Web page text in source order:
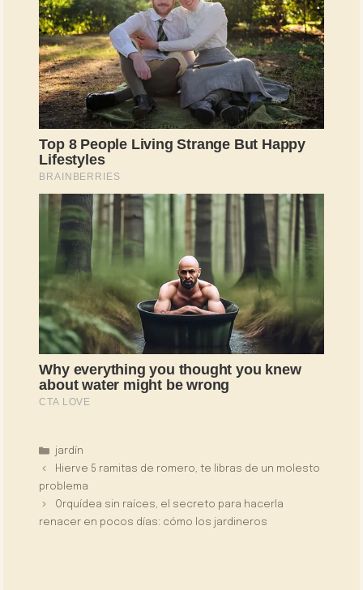
Categorías
jardín
Hierve 5 ramitas de romero, te libras de un molesto
problema
Orquídea sin raíces, el secreto para hacerla
renacer en pocos días: cómo los jardineros